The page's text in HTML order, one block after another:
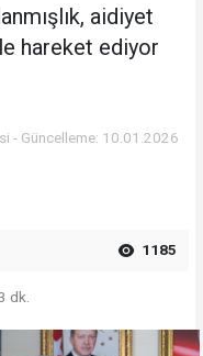
aidiyet
hareket ediyor
- Güncelleme: 10.01.2026
1185
dk.